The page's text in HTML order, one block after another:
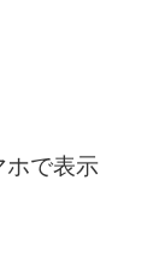
ホで表示